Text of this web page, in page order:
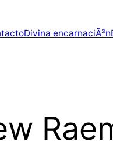
Divina encarnaciÃ³n